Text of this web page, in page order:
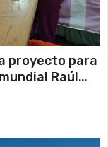
proyecto para
Raúl